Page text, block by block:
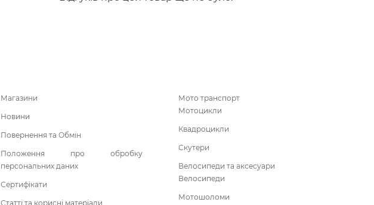
Магазини
Новини
Повернення та Обмін
Положення про обробку
персональних даних
Сертифікати
Статті та корисні матеріали
Мото транспорт
Мотоцикли
Квадроцикли
Скутери
Велосипеди та аксесуари
Велосипеди
Мотошоломи